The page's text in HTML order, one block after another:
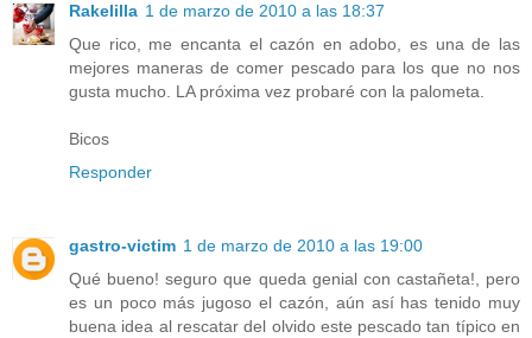
Rakelilla 1 de marzo de 2010 a las 18:37
Que rico, me encanta el cazón en adobo, es una de las
mejores maneras de comer pescado para los que no nos
gusta mucho. LA próxima vez probaré con la palometa.
Bicos
Responder
gastro-victim 1 de marzo de 2010 a las 19:00
Qué bueno! seguro que queda genial con castañeta!, pero
es un poco más jugoso el cazón, aún así has tenido muy
buena idea al rescatar del olvido este pescado tan típico en